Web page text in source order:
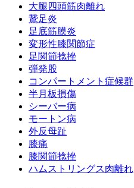
大腿四頭筋肉離れ
鵞足炎
足底筋膜炎
変形性膝関節症
足関節捻挫
弾発股
コンパートメント症候群
半月板損傷
シーバー病
モートン病
外反母趾
膝痛
膝関節捻挫
ハムストリングス肉離れ